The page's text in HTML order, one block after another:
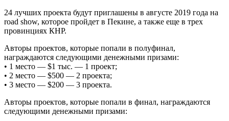
24 лучших проекта будут приглашены в августе 2019 года на
road show, которое пройдет в Пекине, а также еще в трех
провинциях КНР.
Авторы проектов, которые попали в полуфинал,
награждаются следующими денежными призами:
• 1 место — $1 тыс. — 1 проект;
• 2 место — $500 — 2 проекта;
• 3 место — $200 — 3 проекта.
Авторы проектов, которые попали в финал, награждаются
следующими денежными призами: